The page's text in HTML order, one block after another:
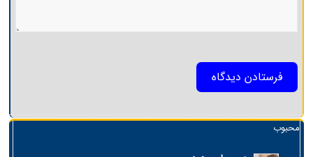
محبوب